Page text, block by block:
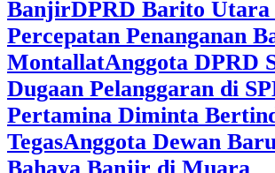
BanjirDPRD Barito Utara
Percepatan Penanganan
MontallatAnggota DPRD
Dugaan Pelanggaran di
Pertamina Diminta
TegasAnggota Dewan